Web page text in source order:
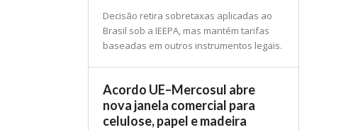
Decisão retira sobretaxas aplicadas ao
Brasil sob a IEEPA, mas mantém tarifas
baseadas em outros instrumentos legais.
Acordo UE–Mercosul abre
nova janela comercial para
celulose, papel e madeira